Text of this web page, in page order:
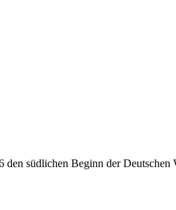
südlichen Beginn der Deutschen